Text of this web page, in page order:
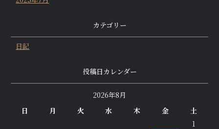
カテゴリー
日記
投稿日カレンダー
2026年8月
日
月 火 水 木 金 土
1